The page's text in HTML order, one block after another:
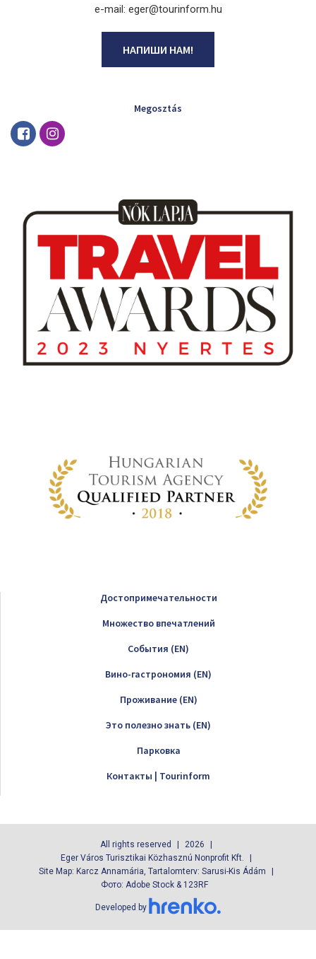
e-mail: eger@tourinform.hu
НАПИШИ НАМ!
Megosztás
Достопримечательности
Множество впечатлений
Cобытия (EN)
Вино-гастрономия (EN)
Проживание (EN)
Это полезно знать (EN)
Парковка
Контакты | Tourinform
All rights reserved
2026
Eger Város Turisztikai Közhasznú Nonprofit Kft.
Site Map: Karcz Annamária, Tartalomterv: Sarusi-Kis Ádám
Фото: Adobe Stock & 123RF
Developed by